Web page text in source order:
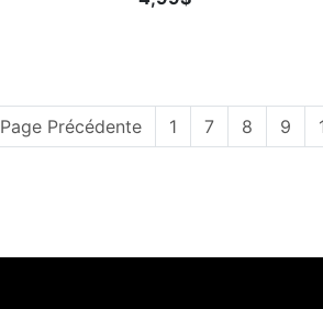
Page Précédente 1 7 8 9